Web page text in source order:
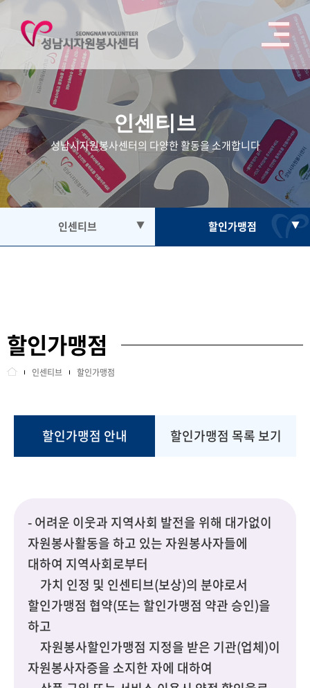
인센티브
성남시자원봉사센터의 다양한 활동을 소개합니다
인센티브 ▼
교육안내
정보센터
인센티브
센터소개
회원관리
할인가맹점 ▼
종합보험
할인가맹점
인센티브 할인가맹점
할인가맹점 안내 할인가맹점 목록 보기
- 어려운 이웃과 지역사회 발전을 위해 대가없이
자원봉사활동을 하고 있는 자원봉사자들에
대하여 지역사회로부터
가치 인정 및 인센티브(보상)의 분야로서
할인가맹점 협약(또는 할인가맹점 약관 승인)을
하고
자원봉사할인가맹점 지정을 받은 기관(업체)이
자원봉사자증을 소지한 자에 대하여